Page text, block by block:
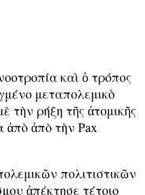
καὶ ὁ τρόπος
μεταπολεμικὸ
τὴν ρήξη τῆς ἀτομικῆς
ἀπὸ τὴν Pax
πολιτιστικῶν
ἀπέκτησε τέτοιο